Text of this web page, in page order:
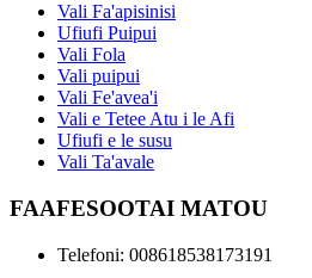
Vali Fa'apisinisi
Ufiufi Puipui
Vali Fola
Vali puipui
Vali Fe'avea'i
Vali e Tetee Atu i le Afi
Ufiufi e le susu
Vali Ta'avale
FAAFESOOTAI MATOU
Telefoni: 008618538173191